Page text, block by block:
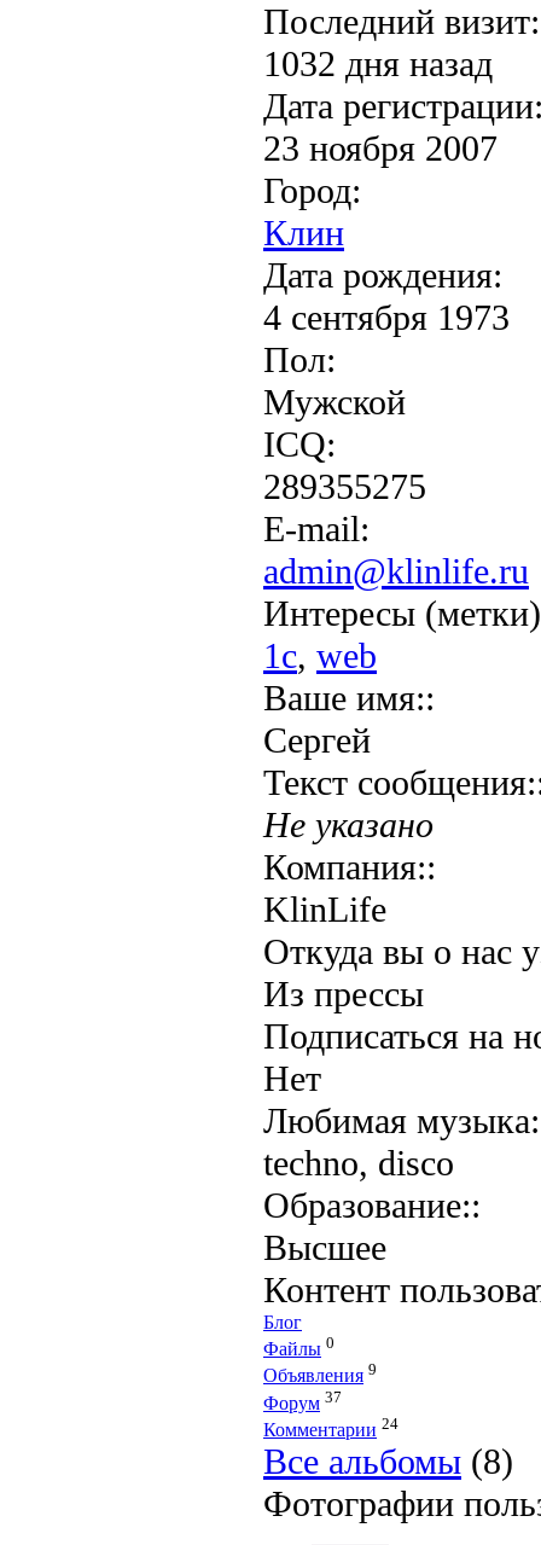
Последний визит:
1032 дня назад
Дата
23 ноября 2007
Город:
Клин
Дата рождения:
4 сентября 1973
Пол:
Мужской
ICQ:
289355275
E-mail:
admin@klinlife.ru
Интересы
1с, web
Ваше имя::
Сергей
Текст
Не указано
Компания::
KlinLife
Откуда вы о нас
Из прессы
Подписаться на
Нет
Любимая
techno, disco
Образование::
Высшее
Контент
Блог
Файлы 0
Объявления 9
Форум 37
Комментарии 24
Все альбомы (8)
Фотографии